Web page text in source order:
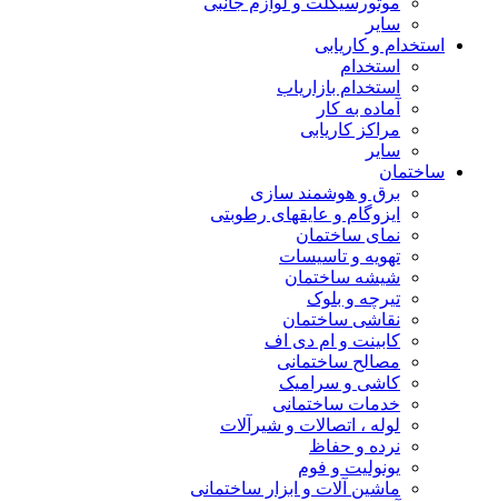
سایر
استخدام و کاریابی
استخدام
استخدام بازاریاب
آماده به کار
مراکز کاریابی
سایر
ساختمان
برق و هوشمند سازی
ایزوگام و عایقهای رطوبتی
نمای ساختمان
تهویه و تاسیسات
شیشه ساختمان
تیرچه و بلوک
نقاشی ساختمان
کابینت و ام دی اف
مصالح ساختمانی
کاشی و سرامیک
خدمات ساختمانی
لوله ، اتصالات و شیرآلات
نرده و حفاظ
یونولیت و فوم
ماشین آلات و ابزار ساختمانی